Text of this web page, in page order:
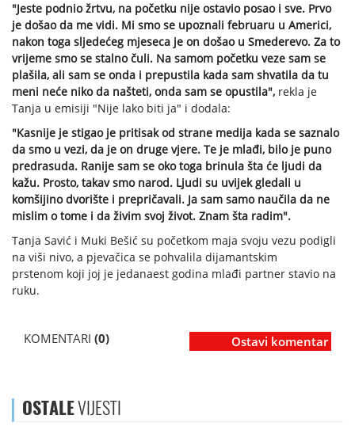
"Jeste podnio žrtvu, na početku nije ostavio posao i sve. Prvo
je došao da me vidi. Mi smo se upoznali februaru u Americi,
nakon toga sljedećeg mjeseca je on došao u Smederevo. Za to
vrijeme smo se stalno čuli. Na samom početku veze sam se
plašila, ali sam se onda i prepustila kada sam shvatila da tu
meni neće niko da našteti, onda sam se opustila", rekla je
Tanja u emisiji "Nije lako biti ja" i dodala:
"Kasnije je stigao je pritisak od strane medija kada se saznalo
da smo u vezi, da je on druge vjere. Te je mlađi, bilo je puno
predrasuda. Ranije sam se oko toga brinula šta će ljudi da
kažu. Prosto, takav smo narod. Ljudi su uvijek gledali u
komšijino dvorište i prepričavali. Ja sam samo naučila da ne
mislim o tome i da živim svoj život. Znam šta radim".
Tanja Savić i Muki Bešić su početkom maja svoju vezu podigli
na viši nivo, a pjevačica se pohvalila dijamantskim
prstenom koji joj je jedanaest godina mlađi partner stavio na
ruku.
KOMENTARI (0) Ostavi komentar
OSTALEVIJESTI